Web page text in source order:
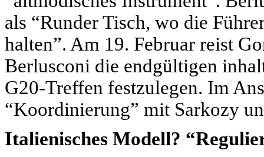
als “Runder Tisch, wo die
halten”. Am 19. Februar reist
Berlusconi die endgültigen
G20-Treffen festzulegen. Im
“Koordinierung” mit Sarkozy
Italienisches Modell?